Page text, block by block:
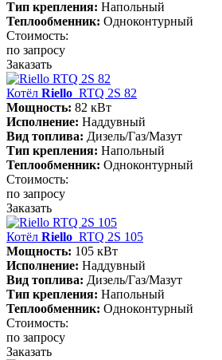
Тип крепления: Напольный
Теплообменник: Одноконтурный
Стоимость:
по запросу
Заказать
Котёл Riello RTQ 2S 82
Мощность: 82 кВт
Исполнение: Наддувный
Вид топлива: Дизель/Газ/Мазут
Тип крепления: Напольный
Теплообменник: Одноконтурный
Стоимость:
по запросу
Заказать
Котёл Riello RTQ 2S 105
Мощность: 105 кВт
Исполнение: Наддувный
Вид топлива: Дизель/Газ/Мазут
Тип крепления: Напольный
Теплообменник: Одноконтурный
Стоимость:
по запросу
Заказать